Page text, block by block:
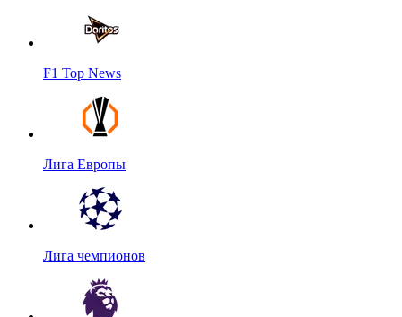
F1 Top News
Лига Европы
Лига чемпионов